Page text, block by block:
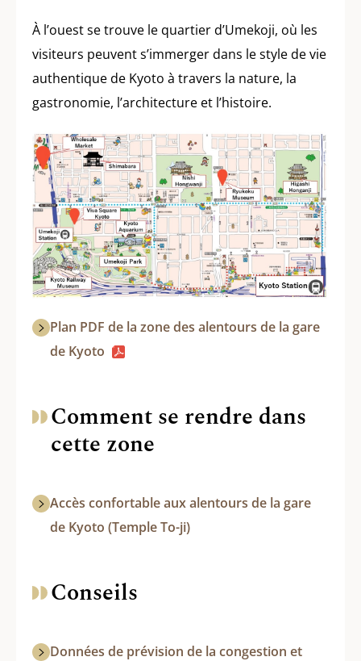
À l’ouest se trouve le quartier d’Umekoji, où les
visiteurs peuvent s’immerger dans le style de vie
authentique de Kyoto à travers la nature, la
gastronomie, l’architecture et l’histoire.
Plan PDF de la zone des alentours de la gare
de Kyoto
Comment se rendre dans
cette zone
Accès confortable aux alentours de la gare
de Kyoto (Temple To-ji)
Conseils
Données de prévision de la congestion et